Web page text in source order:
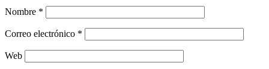
Nombre *
Correo electrónico *
Web